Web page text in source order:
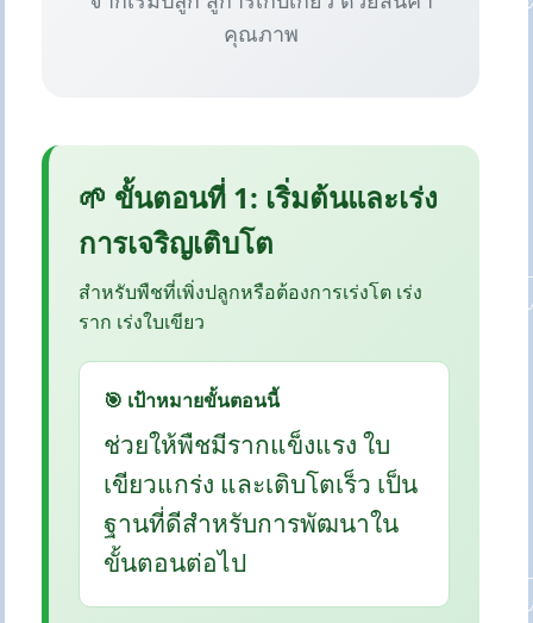
คุณภาพ
🌱 ขั้นตอนที่ 1: เริ่มต้นและเร่ง
การเจริญเติบโต
สำหรับพืชที่เพิ่งปลูกหรือต้องการเร่งโต เร่ง
ราก เร่งใบเขียว
🎯 เป้าหมายขั้นตอนนี้
ช่วยให้พืชมีรากแข็งแรง ใบ
เขียวแกร่ง และเติบโตเร็ว เป็น
ฐานที่ดีสำหรับการพัฒนาใน
ขั้นตอนต่อไป